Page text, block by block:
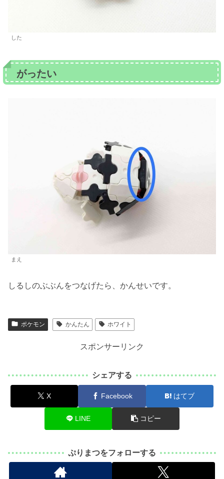
した
がったい
まえ
しるしのぶぶんをつなげたら、かんせいです。
ポケモン かんたん ホワイト
スポンサーリンク
シェアする
X Facebook はてブ
LINE コピー
ぷりまつをフォローする